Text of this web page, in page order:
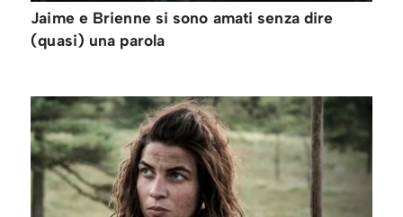
Jaime e Brienne si sono amati senza dire
(quasi) una parola